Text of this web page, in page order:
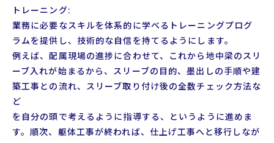
トレーニング:
業務に必要なスキルを体系的に学べるトレーニングプログ
ラムを提供し、技術的な自信を持てるようにします。
例えば、配属現場の進捗に合わせて、これから地中梁のスリ
ーブ入れが始まるから、スリーブの目的、墨出しの手順や建
築工事との流れ、スリーブ取り付け後の全数チェック方法な
ど
を自分の頭で考えるように指導する、というように進めま
す。順次、躯体工事が終われば、仕上げ工事へと移行しなが